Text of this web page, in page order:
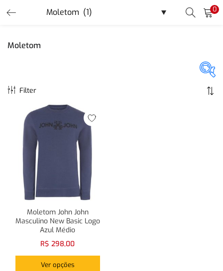
0
Moletom
Filter
Moletom John John
Masculino New Basic Logo
Azul Médio
R$ 298,00
Ver opções
LOGIN REGISTER
Enter your username and password to login.
Remember me
Lost password?